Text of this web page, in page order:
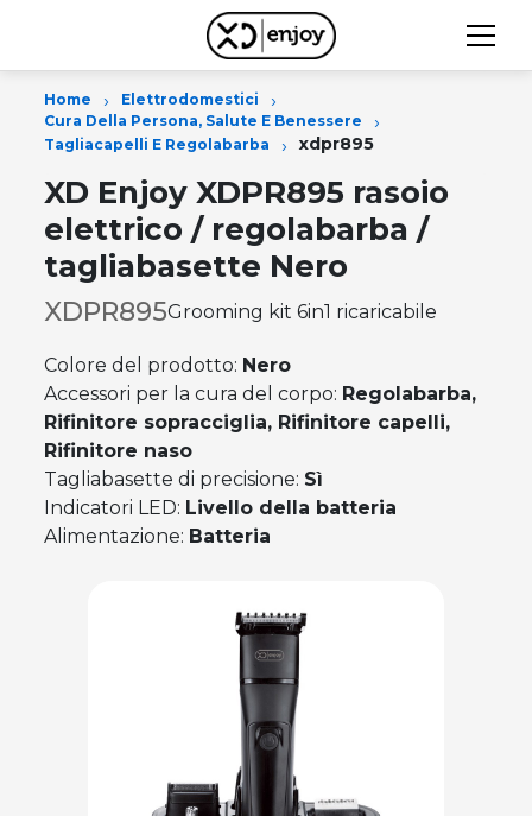
Home › Elettrodomestici ›
Cura Della Persona, Salute E Benessere ›
Tagliacapelli E Regolabarba › xdpr895
XD Enjoy XDPR895 rasoio
elettrico / regolabarba /
tagliabasette Nero
XDPR895Grooming kit 6in1 ricaricabile
Colore del prodotto: Nero
Accessori per la cura del corpo: Regolabarba,
Rifinitore sopracciglia, Rifinitore capelli,
Rifinitore naso
Tagliabasette di precisione: Sì
Indicatori LED: Livello della batteria
Alimentazione: Batteria